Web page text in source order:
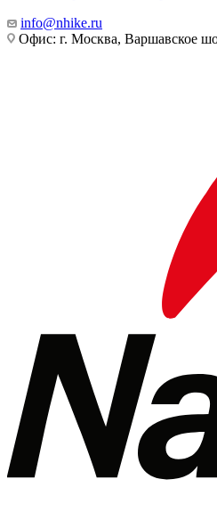
info@nhike.ru
Офис: г. Москва, Варшавское